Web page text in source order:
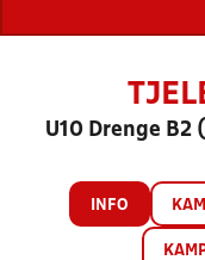
U10 Drenge B2
INFO